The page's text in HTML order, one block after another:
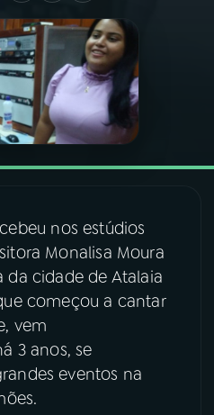
nos estúdios
Monalisa Moura
da cidade de Atalaia
começou a cantar
vem
3 anos, se
eventos na